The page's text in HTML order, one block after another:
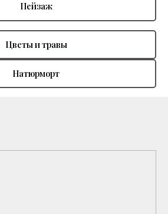
Пейзаж
Цветы и травы
Натюрморт